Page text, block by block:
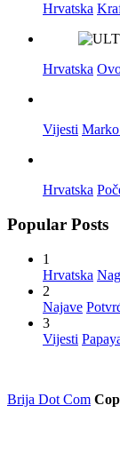
Hrvatska
Hrvatska
Vijesti
Hrvatska
Popular Posts
1
Hrvatska
2
Najave
3
Vijesti
Brija Dot Com